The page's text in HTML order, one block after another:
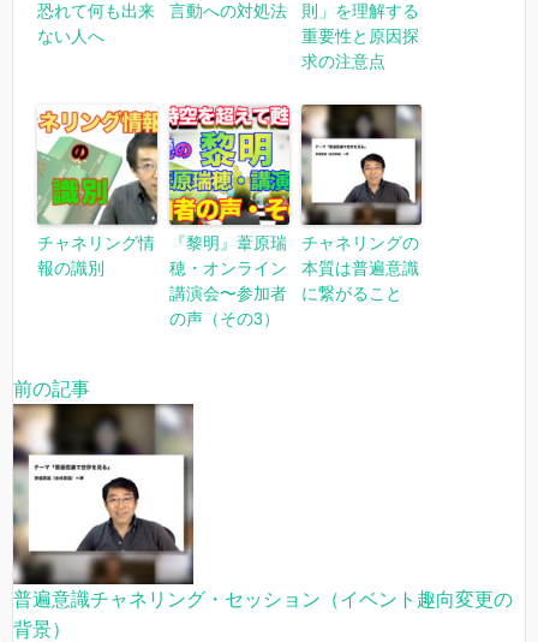
恐れて何も出来
ない人へ
言動への対処法
則」を理解する
重要性と原因探
求の注意点
チャネリング情
報の識別
『黎明』葦原瑞
穂・オンライン
講演会〜参加者
の声（その3）
チャネリングの
本質は普遍意識
に繋がること
前の記事
普遍意識チャネリング・セッション（イベント趣向変更の
背景）